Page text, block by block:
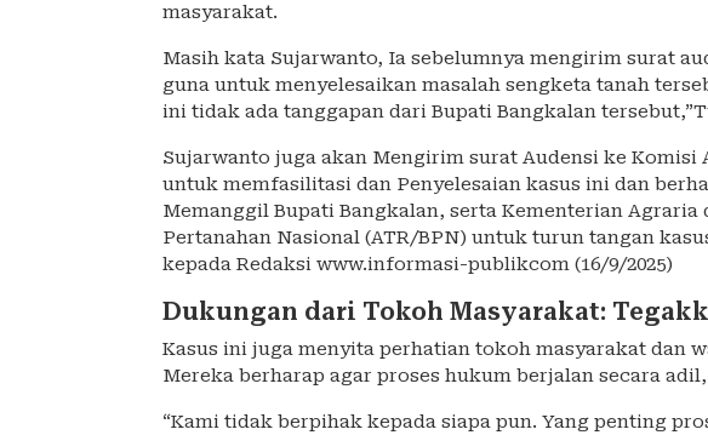
masyarakat.
Masih kata Sujarwanto, Ia sebelumnya mengirim surat
guna untuk menyelesaikan masalah sengketa tanah
ini tidak ada tanggapan dari Bupati Bangkalan
Sujarwanto juga akan Mengirim surat Audensi ke Komisi
untuk memfasilitasi dan Penyelesaian kasus ini dan
Memanggil Bupati Bangkalan, serta Kementerian Agraria
Pertanahan Nasional (ATR/BPN) untuk turun tangan
kepada Redaksi www.informasi-publikcom (16/9/2025)
Dukungan dari Tokoh Masyarakat:
Kasus ini juga menyita perhatian tokoh masyarakat dan
Mereka berharap agar proses hukum berjalan secara
“Kami tidak berpihak kepada siapa pun. Yang penting